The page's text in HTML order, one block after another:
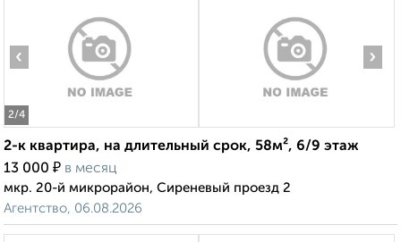
2/4
‹ ›
2-к квартира, на длительный срок, 58м², 6/9 этаж
13 000 ₽ в месяц
мкр. 20-й микрорайон, Сиреневый проезд 2
Агентство, 06.08.2026